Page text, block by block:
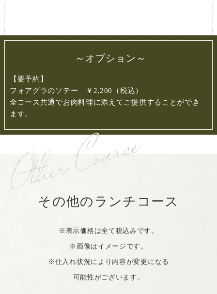
～オプション～
【要予約】
フォアグラのソテー ￥2,200（税込）
全コース共通でお肉料理に添えてご提供することができ
ます。
その他のランチコース
※表示価格は全て税込みです。
※画像はイメージです。
※仕入れ状況により内容が変更になる
可能性がございます。